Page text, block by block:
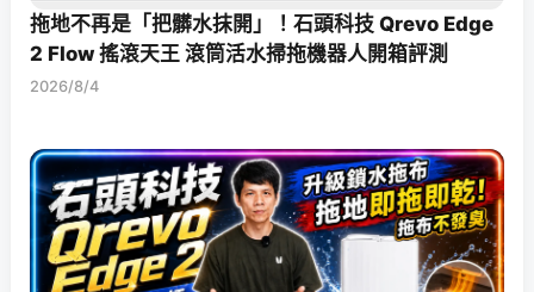
拖地不再是「把髒水抹開」！石頭科技 Qrevo Edge
2 Flow 搖滾天王 滾筒活水掃拖機器人開箱評測
2026/8/4